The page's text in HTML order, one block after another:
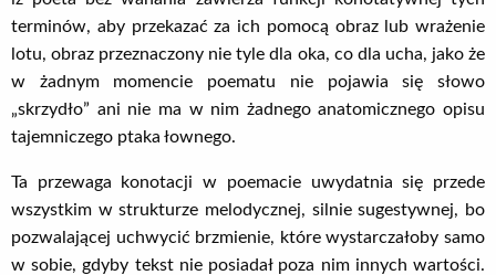
terminów, aby przekazać za ich pomocą obraz lub wrażenie
lotu, obraz przeznaczony nie tyle dla oka, co dla ucha, jako że
w żadnym momencie poematu nie pojawia się słowo
„skrzydło” ani nie ma w nim żadnego anatomicznego opisu
tajemniczego ptaka łownego.
Ta przewaga konotacji w poemacie uwydatnia się przede
wszystkim w strukturze melodycznej, silnie sugestywnej, bo
pozwalającej uchwycić brzmienie, które wystarczałoby samo
w sobie, gdyby tekst nie posiadał poza nim innych wartości.